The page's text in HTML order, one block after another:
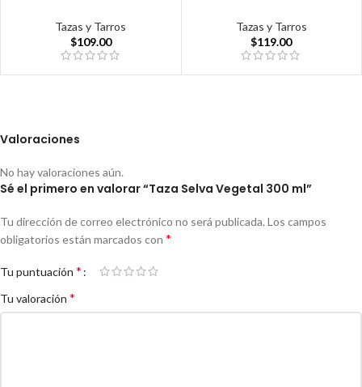
Tazas y Tarros
$109.00
Tazas y Tarros
$119.00
Valoraciones
No hay valoraciones aún.
Sé el primero en valorar “Taza Selva Vegetal 300 ml”
Tu dirección de correo electrónico no será publicada. Los campos
obligatorios están marcados con *
Tu puntuación *
Tu valoración *